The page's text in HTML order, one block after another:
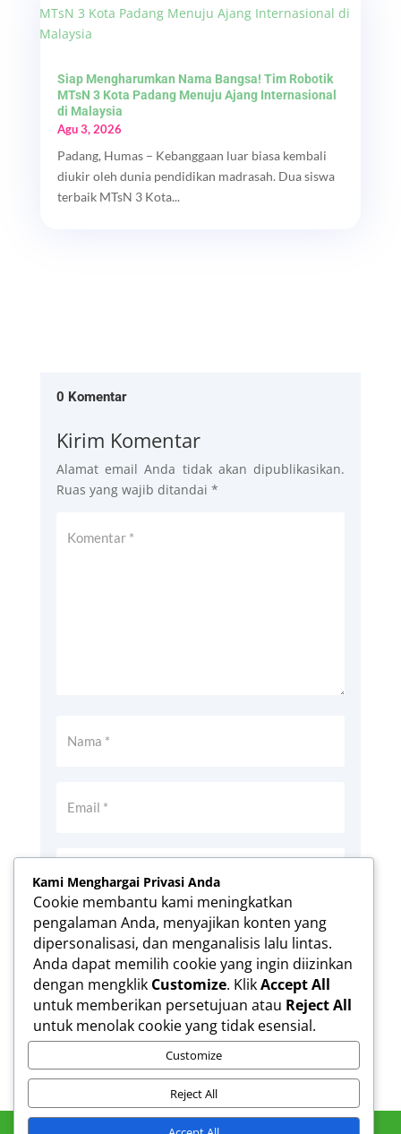
Siap Mengharumkan Nama Bangsa! Tim Robotik
MTsN 3 Kota Padang Menuju Ajang Internasional
di Malaysia
Agu 3, 2026
Padang, Humas – Kebanggaan luar biasa kembali
diukir oleh dunia pendidikan madrasah. Dua siswa
terbaik MTsN 3 Kota...
0 Komentar
Kirim Komentar
Alamat email Anda tidak akan dipublikasikan.
Ruas yang wajib ditandai *
Simpan nama, email, dan situs web saya
pada peramban ini untuk komentar saya
berikutnya.
Kirim Komentar
Kami Menghargai Privasi Anda
Cookie membantu kami meningkatkan
pengalaman Anda, menyajikan konten yang
dipersonalisasi, dan menganalisis lalu lintas.
Anda dapat memilih cookie yang ingin diizinkan
dengan mengklik Customize. KlikAccept All
untuk memberikan persetujuan atau Reject All
untuk menolak cookie yang tidak esensial.
Customize
Reject All